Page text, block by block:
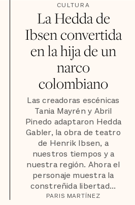
CULTURA
La Hedda de
Ibsen convertida
en la hija de un
narco
colombiano
Las creadoras escénicas
Tania Mayrén y Abril
Pinedo adaptaron Hedda
Gabler, la obra de teatro
de Henrik Ibsen, a
nuestros tiempos y a
nuestra región. Ahora el
personaje muestra la
constreñida libertad...
PARIS MARTÍNEZ